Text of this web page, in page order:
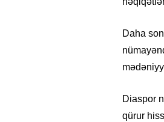
Daha
Diaspor
qürur